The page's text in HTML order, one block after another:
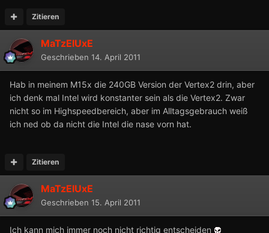
Zitieren
MaTzElUxE
Geschrieben 14. April 2011
Hab in meinem M15x die 240GB Version der Vertex2 drin, aber
ich denk mal Intel wird konstanter sein als die Vertex2. Zwar
nicht so im Highspeedbereich, aber im Alltagsgebrauch weiß
ich ned ob da nicht die Intel die nase vorn hat.
Zitieren
MaTzElUxE
Geschrieben 15. April 2011
Ich kann mich immer noch nicht richtig entscheiden